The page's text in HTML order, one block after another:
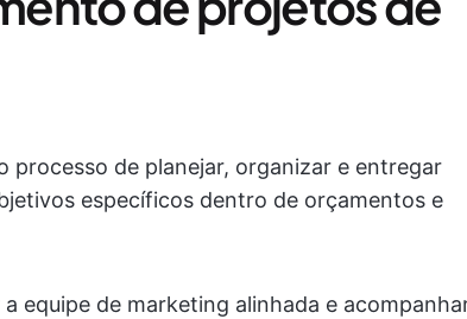
processo de planejar, organizar e entregar
específicos dentro de orçamentos e
equipe de marketing alinhada e